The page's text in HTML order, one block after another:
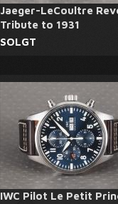
Jaeger-LeCoultre
Tribute to 1931
SOLGT
IWC Pilot Le Petit